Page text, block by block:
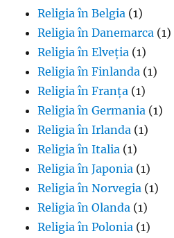
Religia în Belgia (1)
Religia în Danemarca (1)
Religia în Elveția (1)
Religia în Finlanda (1)
Religia în Franța (1)
Religia în Germania (1)
Religia în Irlanda (1)
Religia în Italia (1)
Religia în Japonia (1)
Religia în Norvegia (1)
Religia în Olanda (1)
Religia în Polonia (1)